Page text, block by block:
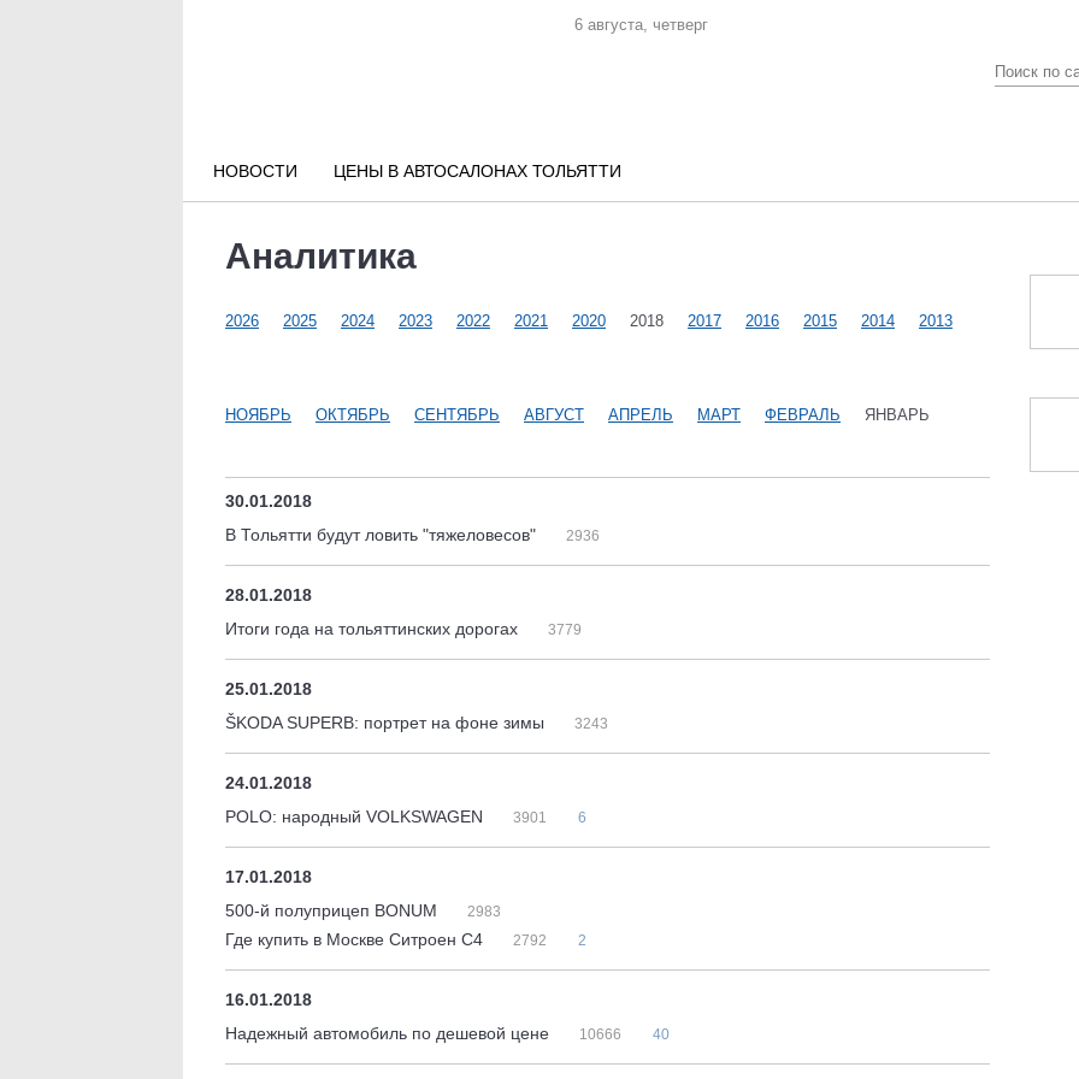
6 августа, четверг
НОВОСТИ ЦЕНЫ В АВТОСАЛОНАХ ТОЛЬЯТТИ
Аналитика
2026 2025 2024 2023 2022 2021 2020 2018 2017 2016 2015 2014 2013
НОЯБРЬ ОКТЯБРЬ СЕНТЯБРЬ АВГУСТ АПРЕЛЬ МАРТ ФЕВРАЛЬ ЯНВАРЬ
30.01.2018
В Тольятти будут ловить "тяжеловесов"
2936
28.01.2018
Итоги года на тольяттинских дорогах
3779
25.01.2018
ŠKODA SUPERB: портрет на фоне зимы
3243
24.01.2018
POLO: народный VOLKSWAGEN
3901 6
17.01.2018
500-й полуприцеп BONUM
2983
Где купить в Москве Ситроен С4 2792 2
16.01.2018
Надежный автомобиль по дешевой цене
10666 40